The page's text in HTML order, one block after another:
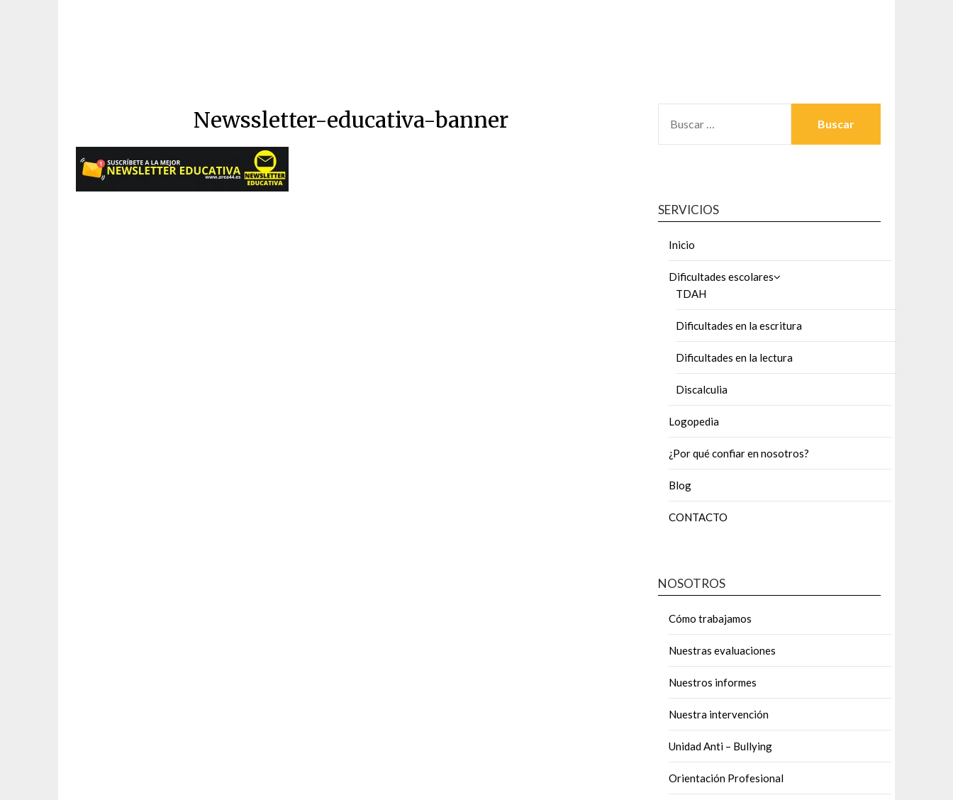
Newssletter-educativa-banner
SERVICIOS
Inicio
Dificultades escolares
TDAH
Dificultades en la escritura
Dificultades en la lectura
Discalculia
Logopedia
¿Por qué confiar en nosotros?
Blog
CONTACTO
NOSOTROS
Cómo trabajamos
Nuestras evaluaciones
Nuestros informes
Nuestra intervención
Unidad Anti – Bullying
Orientación Profesional